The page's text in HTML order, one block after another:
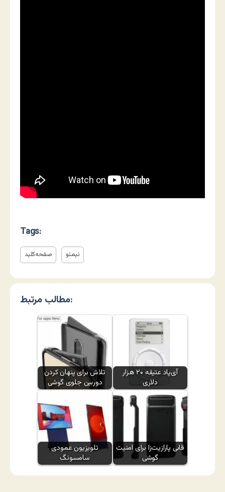
Tags:
صفحه‌کلید نیمئو
مطالب مرتبط:
تلاش برای پنهان کردن
دوربین جلوی گوشی
آی‌پاد عتیقه ۲۰ هزار
دلاری
تلویزیون عمودی
سامسونگ
قابی پارازیت‌زا برای امنیت
گوشی